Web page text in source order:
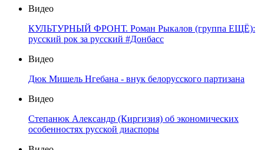
Видео
КУЛЬТУРНЫЙ ФРОНТ. Роман Рыкалов (группа ЕЩЁ):
русский рок за русский #Донбасс
Видео
Дюк Мишель Нгебана - внук белорусского партизана
Видео
Степанюк Александр (Киргизия) об экономических
особенностях русской диаспоры